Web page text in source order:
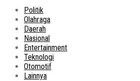
Politik
Olahraga
Daerah
Nasional
Entertainment
Teknologi
Otomotif
Lainnya